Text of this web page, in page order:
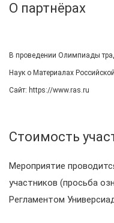
О партнёрах
В проведении Олимпиады
Наук о Материалах
Сайт: https://www.ras.ru
Стоимость
Мероприятие
участников (просьба
Регламентом